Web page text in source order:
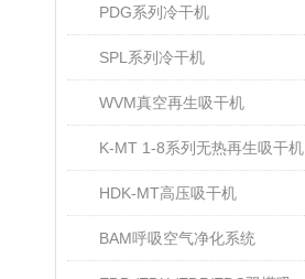
PDG系列冷干机
SPL系列冷干机
WVM真空再生吸干机
K-MT 1-8系列无热再生吸干机
HDK-MT高压吸干机
BAM呼吸空气净化系统